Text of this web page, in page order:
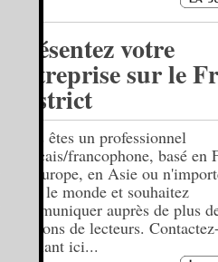
Présentez votre
entreprise sur le
District
Vous êtes un professionnel
français/francophone, basé en
en Europe, en Asie ou
dans le monde et souhaitez
communiquer auprès de plus
millions de lecteurs.
cliquant ici...